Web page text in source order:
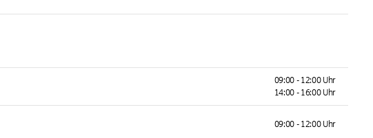
09:00 - 12:00 Uhr
14:00 - 16:00 Uhr
09:00 - 12:00 Uhr